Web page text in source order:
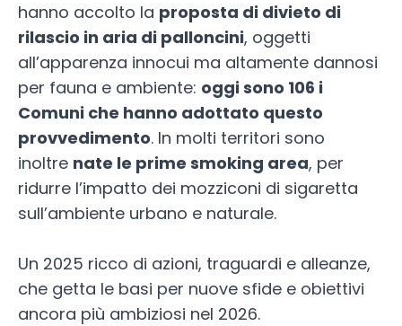
hanno accolto la proposta di divieto di
rilascio in aria di palloncini, oggetti
all’apparenza innocui ma altamente dannosi
per fauna e ambiente: oggi sono 106 i
Comuni che hanno adottato questo
provvedimento. In molti territori sono
inoltre nate le prime smoking area, per
ridurre l’impatto dei mozziconi di sigaretta
sull’ambiente urbano e naturale.
Un 2025 ricco di azioni, traguardi e alleanze,
che getta le basi per nuove sfide e obiettivi
ancora più ambiziosi nel 2026.